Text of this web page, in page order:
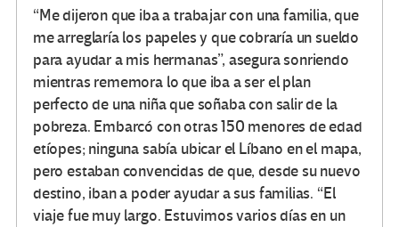
“Me dijeron que iba a trabajar con una familia, que
me arreglaría los papeles y que cobraría un sueldo
para ayudar a mis hermanas”, asegura sonriendo
mientras rememora lo que iba a ser el plan
perfecto de una niña que soñaba con salir de la
pobreza. Embarcó con otras 150 menores de edad
etíopes; ninguna sabía ubicar el Líbano en el mapa,
pero estaban convencidas de que, desde su nuevo
destino, iban a poder ayudar a sus familias. “El
viaje fue muy largo. Estuvimos varios días en un